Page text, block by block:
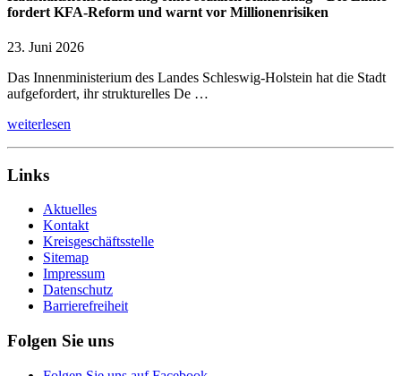
fordert KFA-Reform und warnt vor Millionenrisiken
23. Juni 2026
Das Innenministerium des Landes Schleswig-Holstein hat die Stadt
aufgefordert, ihr strukturelles De …
weiterlesen
Links
Aktuelles
Kontakt
Kreisgeschäftsstelle
Sitemap
Impressum
Datenschutz
Barrierefreiheit
Folgen Sie uns